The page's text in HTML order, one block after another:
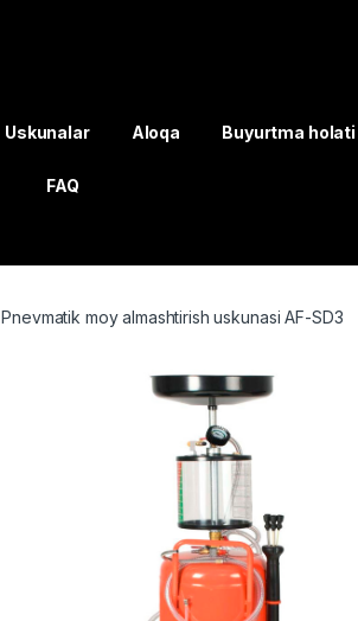
Uskunalar Aloqa Buyurtma holati
FAQ
Pnevmatik moy almashtirish uskunasi AF-SD3